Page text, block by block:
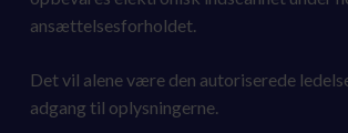
ansættelsesforholdet.
Det vil alene være den autoriserede
adgang til oplysningerne.